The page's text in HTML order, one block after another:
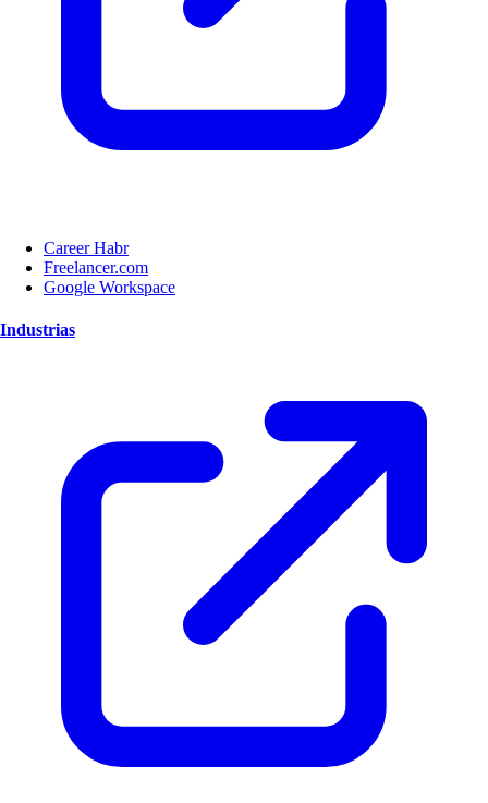
Career Habr
Freelancer.com
Google Workspace
Industrias